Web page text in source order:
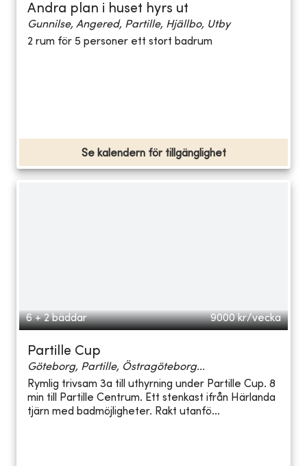
Andra plan i huset hyrs ut
Gunnilse, Angered, Partille, Hjällbo, Utby
2 rum för 5 personer ett stort badrum
Se kalendern för tillgänglighet
6 + 2 bäddar 9000 kr/vecka
Partille Cup
Göteborg, Partille, Östragöteborg...
Rymlig trivsam 3a till uthyrning under Partille Cup. 8
min till Partille Centrum. Ett stenkast ifrån Härlanda
tjärn med badmöjligheter. Rakt utanfö...